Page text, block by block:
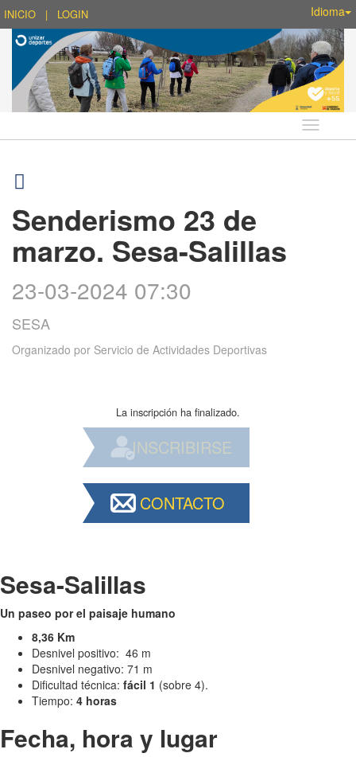
INICIO | LOGIN Idioma
Idioma
Senderismo 23 de
marzo. Sesa-Salillas
23-03-2024 07:30
SESA
Organizado por Servicio de Actividades Deportivas
La inscripción ha finalizado.
INSCRIBIRSE
CONTACTO
Sesa-Salillas
Un paseo por el paisaje humano
8,36 Km
Desnivel positivo: 46 m
Desnivel negativo: 71 m
Dificultad técnica: fácil 1 (sobre 4).
Tiempo: 4 horas
Fecha, hora y lugar